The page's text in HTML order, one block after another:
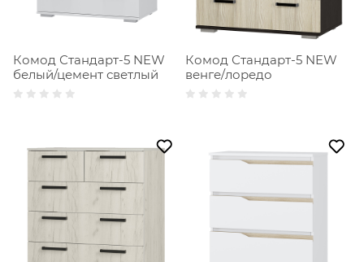
Комод Стандарт-5 NEW
белый/цемент светлый
Комод Стандарт-5 NEW
венге/лоредо